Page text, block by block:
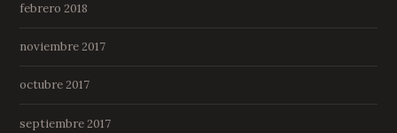
febrero 2018
noviembre 2017
octubre 2017
septiembre 2017